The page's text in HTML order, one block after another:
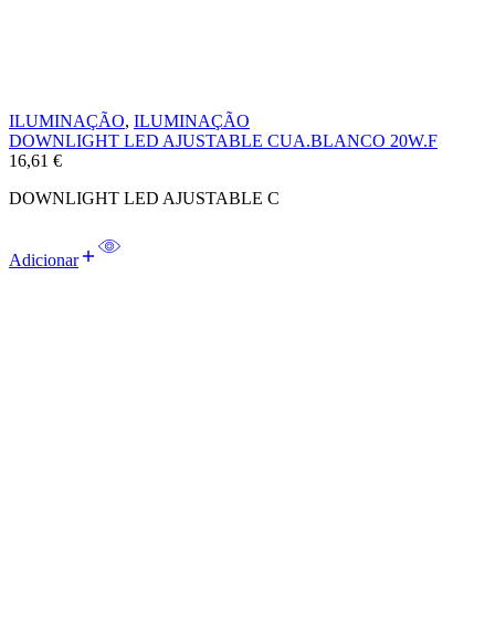
ILUMINAÇÃO, ILUMINAÇÃO
DOWNLIGHT LED AJUSTABLE CUA.BLANCO 20W.F
16,61 €
DOWNLIGHT LED AJUSTABLE C
Adicionar